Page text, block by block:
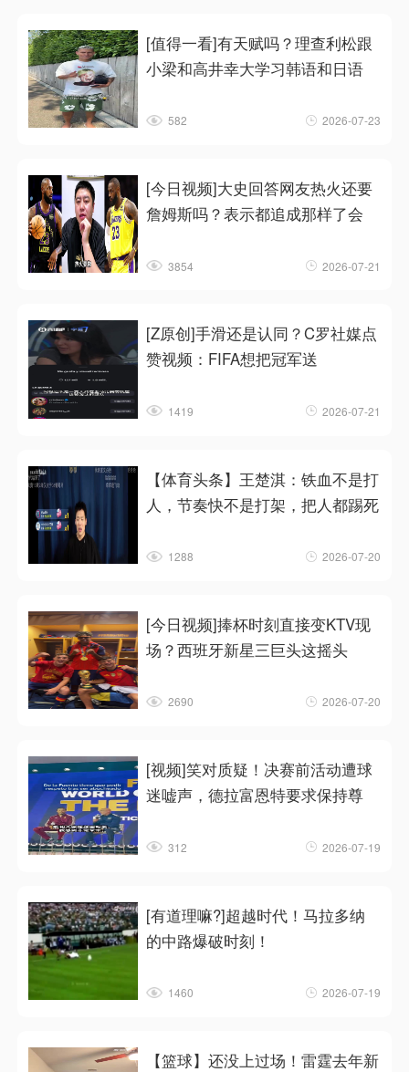
[值得一看]有天赋吗？理查利松跟
小梁和高井幸大学习韩语和日语
582 2026-07-23
[今日视频]大史回答网友热火还要
詹姆斯吗？表示都追成那样了会
3854 2026-07-21
[Z原创]手滑还是认同？C罗社媒点
赞视频：FIFA想把冠军送
1419 2026-07-21
【体育头条】王楚淇：铁血不是打
人，节奏快不是打架，把人都踢死
1288 2026-07-20
[今日视频]捧杯时刻直接变KTV现
场？西班牙新星三巨头这摇头
2690 2026-07-20
[视频]笑对质疑！决赛前活动遭球
迷嘘声，德拉富恩特要求保持尊
312 2026-07-19
[有道理嘛?]超越时代！马拉多纳
的中路爆破时刻！
1460 2026-07-19
【篮球】还没上过场！雷霆去年新